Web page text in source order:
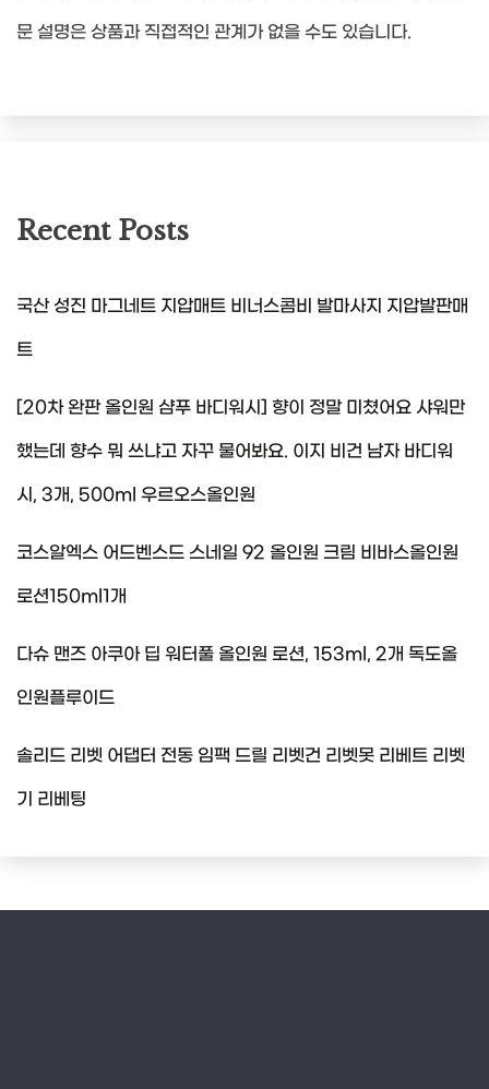
문 설명은 상품과 직접적인 관계가 없을 수도 있습니다.
Recent Posts
국산 성진 마그네트 지압매트 비너스콤비 발마사지 지압발판매
트
[20차 완판 올인원 샴푸 바디워시] 향이 정말 미쳤어요 샤워만
했는데 향수 뭐 쓰냐고 자꾸 물어봐요. 이지 비건 남자 바디워
시, 3개, 500ml 우르오스올인원
코스알엑스 어드벤스드 스네일 92 올인원 크림 비바스올인원
로션150ml1개
다슈 맨즈 아쿠아 딥 워터풀 올인원 로션, 153ml, 2개 독도올
인원플루이드
솔리드 리벳 어댑터 전동 임팩 드릴 리벳건 리벳못 리베트 리벳
기 리베팅